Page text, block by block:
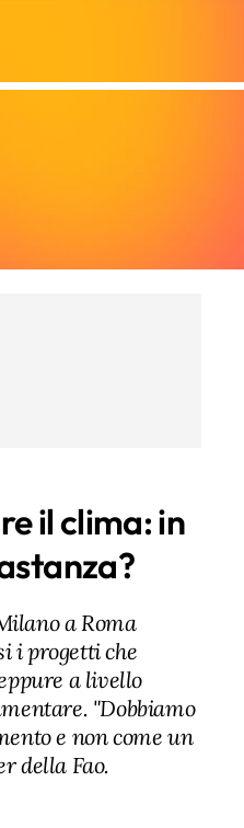
il clima: in
a Roma
i progetti che
a livello
"Dobbiamo
e non come un
della Fao.